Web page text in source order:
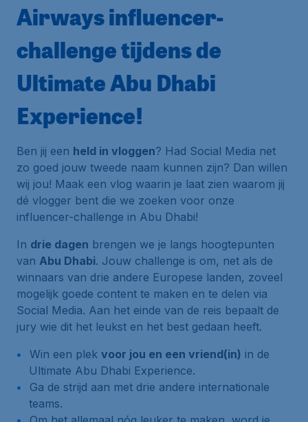
Airways influencer-
challenge tijdens de
Ultimate Abu Dhabi
Experience!
Ben jij een held in vloggen? Had Social Media net
zo goed jouw tweede naam kunnen zijn? Dan willen
wij jou! Maak een vlog waarin je laat zien waarom jij
dé vlogger bent die we zoeken voor onze
influencer-challenge in Abu Dhabi!
In drie dagen brengen we je langs hoogtepunten
van Abu Dhabi. Jouw challenge is om, net als de
winnaars van drie andere Europese landen, zoveel
mogelijk goede content te maken en te delen via
Social Media. Aan het einde van de reis bepaalt de
jury wie dit het leukst en het best gedaan heeft.
Win een plek voor jou en een vriend(in) in de
Ultimate Abu Dhabi Experience.
Ga de strijd aan met drie andere internationale
teams.